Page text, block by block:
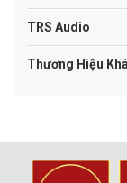
TRS Audio
Thương Hiệu